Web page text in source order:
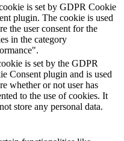
is set by GDPR Cookie
plugin. The cookie is used
the user consent for the
in the category
is set by the GDPR
Consent plugin and is used
whether or not user has
to the use of cookies. It
store any personal data.